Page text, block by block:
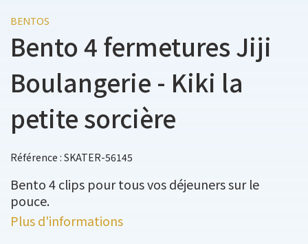
BENTOS
Bento 4 fermetures Jiji
Boulangerie - Kiki la
petite sorcière
Référence : SKATER-56145
Bento 4 clips pour tous vos déjeuners sur le
pouce.
Plus d'informations